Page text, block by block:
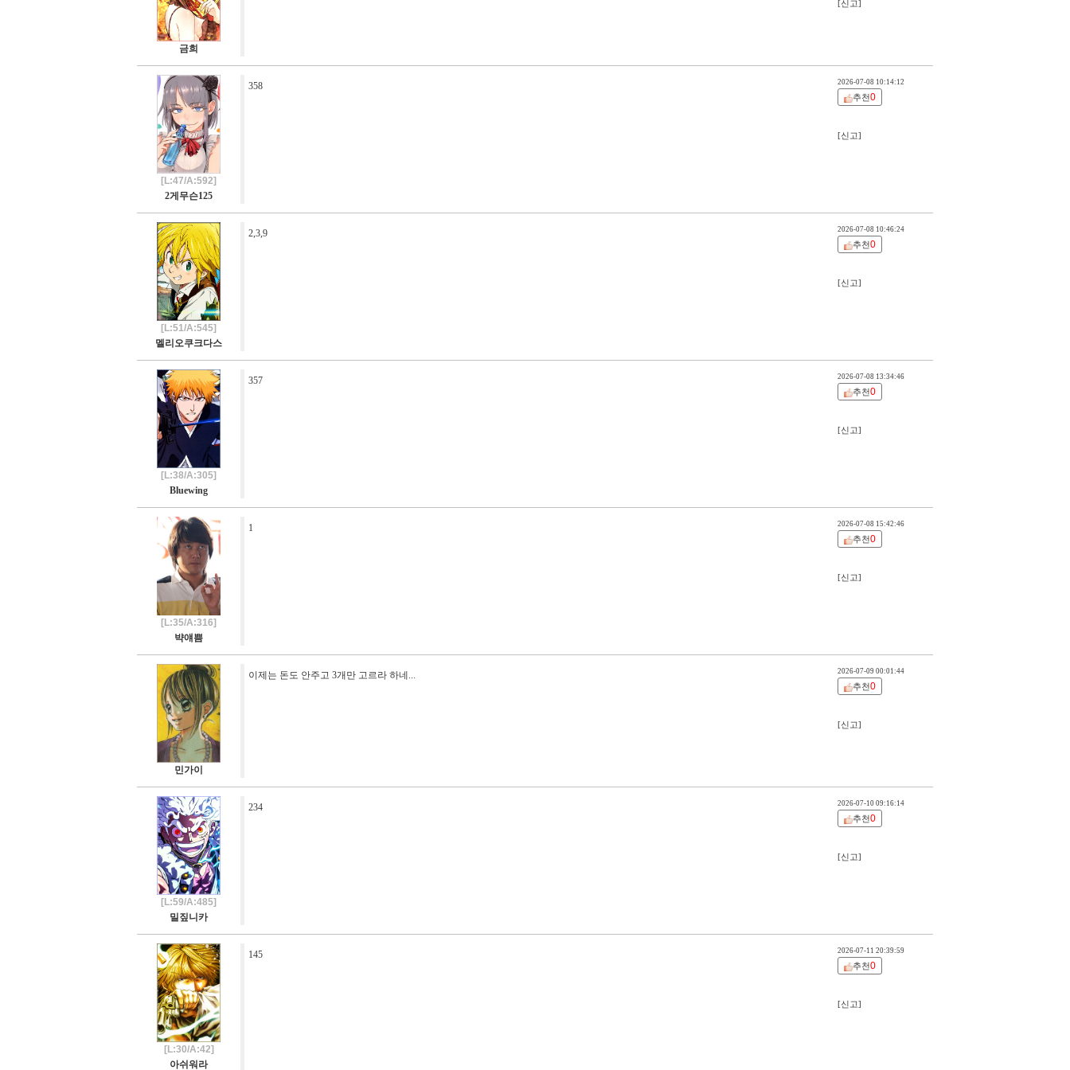
금희
[신고]
[L:47/A:592]
2게무슨125
358 2026-07-08 10:14:12
추천0
[신고]
[L:51/A:545]
멜리오쿠크다스
2,3,9 2026-07-08 10:46:24
추천0
[신고]
[L:38/A:305]
Bluewing
357 2026-07-08 13:34:46
추천0
[신고]
[L:35/A:316]
뱍얘쁨
1 2026-07-08 15:42:46
추천0
[신고]
민가이
이제는 돈도 안주고 3개만 고르라 하네... 2026-07-09 00:01:44
추천0
[신고]
[L:59/A:485]
밀짚니카
234 2026-07-10 09:16:14
추천0
[신고]
[L:30/A:42]
아쉬워라
145 2026-07-11 20:39:59
추천0
[신고]